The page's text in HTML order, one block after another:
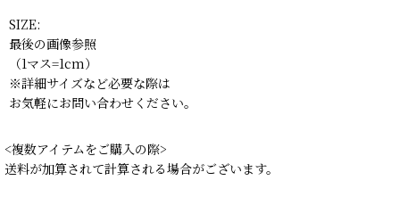
SIZE:
最後の画像参照
（1マス=1cm）
※詳細サイズなど必要な際は
お気軽にお問い合わせください。
<複数アイテムをご購入の際>
送料が加算されて計算される場合がございます。